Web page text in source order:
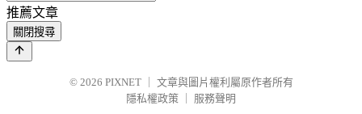
推薦文章
關閉搜尋
© 2026 PIXNET
文章與圖片權利屬原作者所有
隱私權政策
服務聲明